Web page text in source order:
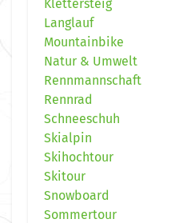
Klettersteig
Langlauf
Mountainbike
Natur & Umwelt
Rennmannschaft
Rennrad
Schneeschuh
Skialpin
Skihochtour
Skitour
Snowboard
Sommertour